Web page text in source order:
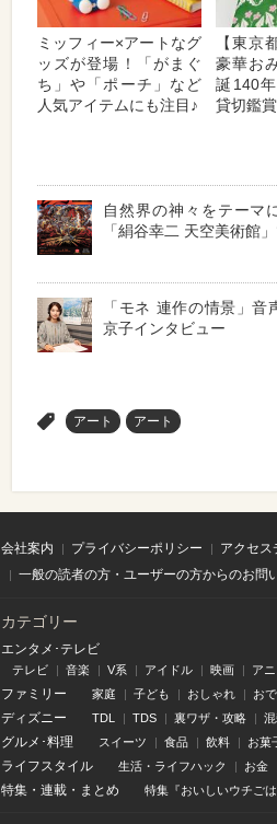
ミッフィー×アートなグ
ッズが登場！「がまぐ
ち」や「ポーチ」など
人気アイテムにも注目♪
【東京
豪華お
誕140
貸切鑑
自然界の神々をテーマ
「絹谷幸二 天空美術館
「モネ 連作の情景」音
京子インタビュー
アート アート
会社案内 プライバシーポリシー アクセス
一般の読者の方・ユーザーの方からのお問
カテゴリー
エンタメ･テレビ
テレビ 音楽 V系 アイドル 映画 アニ
ファミリー 家庭 子ども おしゃれ お
ディズニー TDL TDS 裏ワザ・攻略
グルメ･料理 スイーツ 食品 飲料 お菓
ライフスタイル 生活・ライフハック お金
特集 ・ 連載 ・ まとめ 特集『おいしいウチごは